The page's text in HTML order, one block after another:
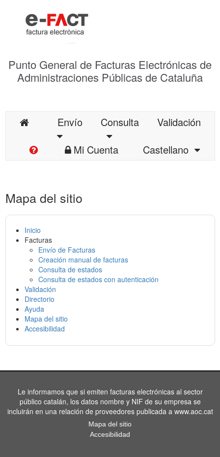
Punto General de Facturas Electrónicas de
Administraciones Públicas de Cataluña
Envío Consulta
Validación
Mi Cuenta
Castellano
Mapa del sitio
Inicio
Facturas
Envío de Facturas
Creación manual de facturas
Consulta de estados
Consulta de estados con autenticación
Validación
Directorio
Ayuda
Mapa del sitio
Accesibilidad
Le informamos que si emiten facturas electrónicas al sector
público catalán, los datos nombre y NIF de su empresa se
incluirán en una relación de proveedores publicada a www.aoc.cat
Mapa del sitio
Accesibilidad